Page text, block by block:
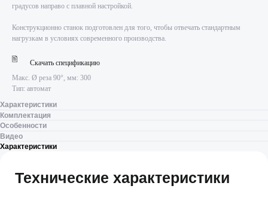
градусов направо с плавной настройкой.
Конструкционно станок подготовлен для того, чтобы отвечать стандартным
нагрузкам в условиях современного производства.
Скачать спецификацию
Макс. Ø реза 90°, мм: 300
Тип: автомат
Характеристики
Комплектация
Особенности
Видео
Характеристики
Технические характеристики